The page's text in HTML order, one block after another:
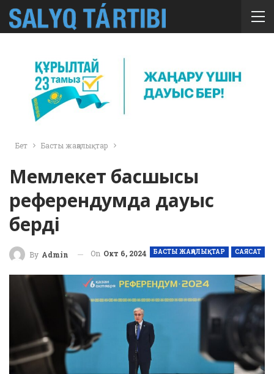
Бет Басты жаңалықтар
Мемлекет басшысы
референдумда дауыс
берді
БАСТЫ ЖАҢАЛЫҚТАР САЯСАТ
By Admin On Окт 6, 2024